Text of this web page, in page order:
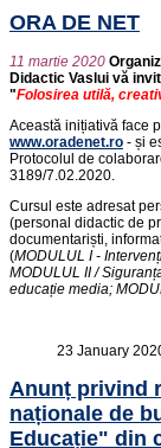
ORA DE NET
11 martie 2020
Didactic Vaslui vă
"Folosirea utilă,
Această inițiativă face
www.oradenet.ro - și
Protocolul de
3189/7.02.2020.
Cursul este adresat
(personal didactic de
documentariști,
(MODULUL I -
MODULUL II /
educație media;
23 January
Anunț privind
naționale de
Educație" din